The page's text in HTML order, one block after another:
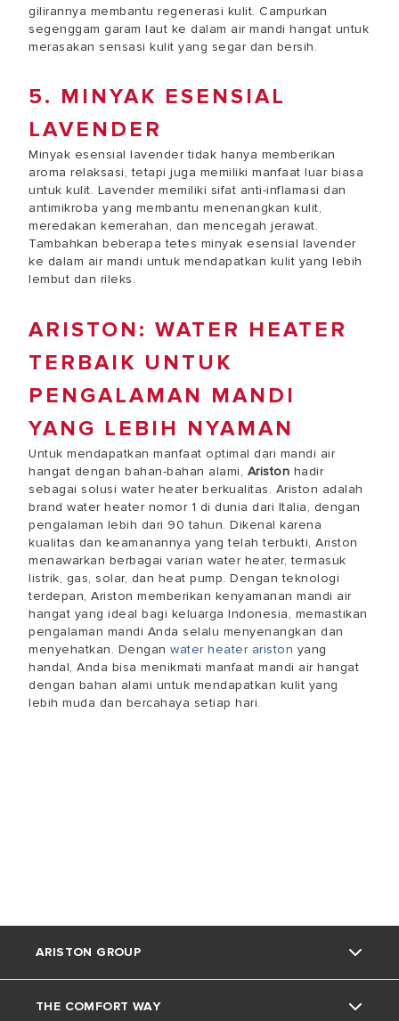
gilirannya membantu regenerasi kulit. Campurkan
segenggam garam laut ke dalam air mandi hangat untuk
merasakan sensasi kulit yang segar dan bersih.
5. MINYAK ESENSIAL
LAVENDER
Minyak esensial lavender tidak hanya memberikan
aroma relaksasi, tetapi juga memiliki manfaat luar biasa
untuk kulit. Lavender memiliki sifat anti-inflamasi dan
antimikroba yang membantu menenangkan kulit,
meredakan kemerahan, dan mencegah jerawat.
Tambahkan beberapa tetes minyak esensial lavender
ke dalam air mandi untuk mendapatkan kulit yang lebih
lembut dan rileks.
ARISTON: WATER HEATER
TERBAIK UNTUK
PENGALAMAN MANDI
YANG LEBIH NYAMAN
Untuk mendapatkan manfaat optimal dari mandi air
hangat dengan bahan-bahan alami, Ariston hadir
sebagai solusi water heater berkualitas. Ariston adalah
brand water heater nomor 1 di dunia dari Italia, dengan
pengalaman lebih dari 90 tahun. Dikenal karena
kualitas dan keamanannya yang telah terbukti, Ariston
menawarkan berbagai varian water heater, termasuk
listrik, gas, solar, dan heat pump. Dengan teknologi
terdepan, Ariston memberikan kenyamanan mandi air
hangat yang ideal bagi keluarga Indonesia, memastikan
pengalaman mandi Anda selalu menyenangkan dan
menyehatkan. Dengan water heater ariston yang
handal, Anda bisa menikmati manfaat mandi air hangat
dengan bahan alami untuk mendapatkan kulit yang
lebih muda dan bercahaya setiap hari.
ARISTON GROUP
Tentang Ariston
THE COMFORT WAY